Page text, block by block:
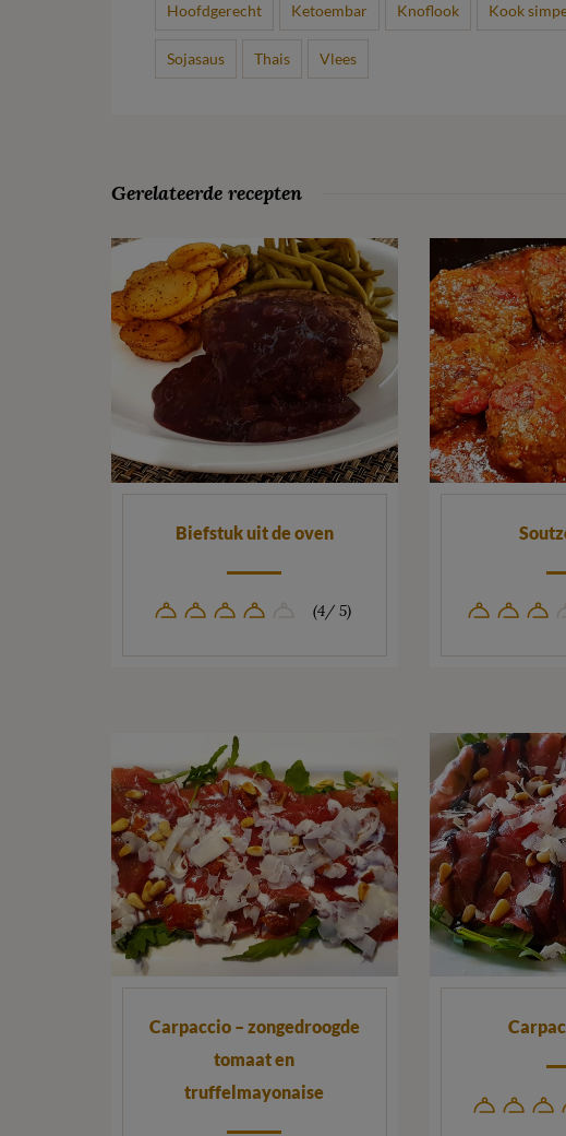
Hoofdgerecht Ketoembar Knoflook Kook
Sojasaus Thais Vlees
Gerelateerde recepten
Biefstuk uit de oven
(4/ 5)
Carpaccio – zongedroogde
tomaat en
truffelmayonaise